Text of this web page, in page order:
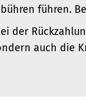
führen.
der
auch die